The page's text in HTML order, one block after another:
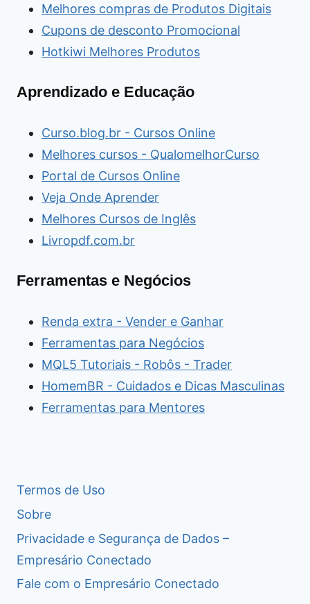
Melhores compras de Produtos Digitais
Cupons de desconto Promocional
Hotkiwi Melhores Produtos
Aprendizado e Educação
Curso.blog.br - Cursos Online
Melhores cursos - QualomelhorCurso
Portal de Cursos Online
Veja Onde Aprender
Melhores Cursos de Inglês
Livropdf.com.br
Ferramentas e Negócios
Renda extra - Vender e Ganhar
Ferramentas para Negócios
MQL5 Tutoriais - Robôs - Trader
HomemBR - Cuidados e Dicas Masculinas
Ferramentas para Mentores
Termos de Uso
Sobre
Privacidade e Segurança de Dados –
Empresário Conectado
Fale com o Empresário Conectado